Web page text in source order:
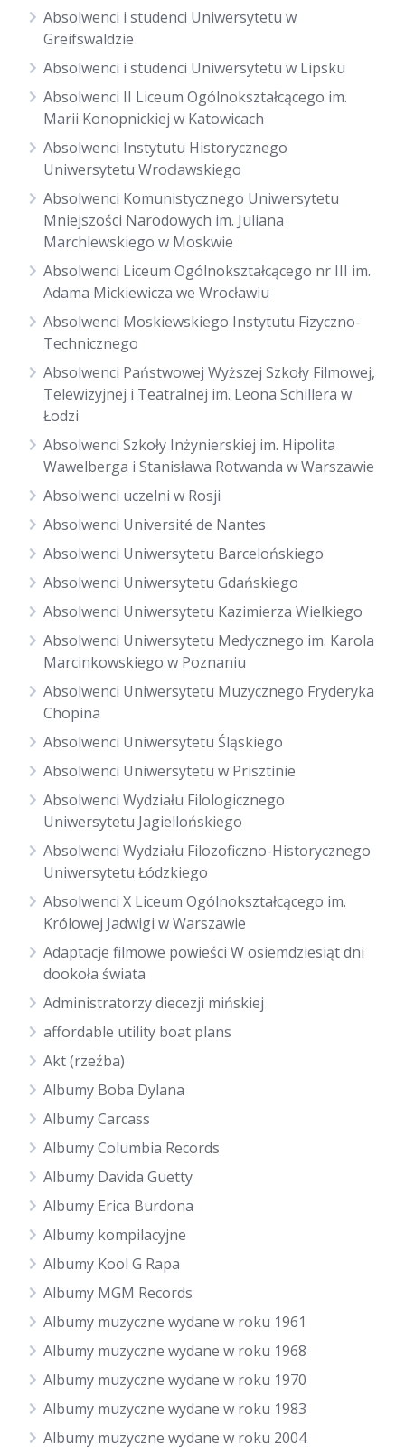
Absolwenci i studenci Uniwersytetu w
Greifswaldzie
Absolwenci i studenci Uniwersytetu w Lipsku
Absolwenci II Liceum Ogólnokształcącego im.
Marii Konopnickiej w Katowicach
Absolwenci Instytutu Historycznego
Uniwersytetu Wrocławskiego
Absolwenci Komunistycznego Uniwersytetu
Mniejszości Narodowych im. Juliana
Marchlewskiego w Moskwie
Absolwenci Liceum Ogólnokształcącego nr III im.
Adama Mickiewicza we Wrocławiu
Absolwenci Moskiewskiego Instytutu Fizyczno-
Technicznego
Absolwenci Państwowej Wyższej Szkoły Filmowej,
Telewizyjnej i Teatralnej im. Leona Schillera w
Łodzi
Absolwenci Szkoły Inżynierskiej im. Hipolita
Wawelberga i Stanisława Rotwanda w Warszawie
Absolwenci uczelni w Rosji
Absolwenci Université de Nantes
Absolwenci Uniwersytetu Barcelońskiego
Absolwenci Uniwersytetu Gdańskiego
Absolwenci Uniwersytetu Kazimierza Wielkiego
Absolwenci Uniwersytetu Medycznego im. Karola
Marcinkowskiego w Poznaniu
Absolwenci Uniwersytetu Muzycznego Fryderyka
Chopina
Absolwenci Uniwersytetu Śląskiego
Absolwenci Uniwersytetu w Prisztinie
Absolwenci Wydziału Filologicznego
Uniwersytetu Jagiellońskiego
Absolwenci Wydziału Filozoficzno-Historycznego
Uniwersytetu Łódzkiego
Absolwenci X Liceum Ogólnokształcącego im.
Królowej Jadwigi w Warszawie
Adaptacje filmowe powieści W osiemdziesiąt dni
dookoła świata
Administratorzy diecezji mińskiej
affordable utility boat plans
Akt (rzeźba)
Albumy Boba Dylana
Albumy Carcass
Albumy Columbia Records
Albumy Davida Guetty
Albumy Erica Burdona
Albumy kompilacyjne
Albumy Kool G Rapa
Albumy MGM Records
Albumy muzyczne wydane w roku 1961
Albumy muzyczne wydane w roku 1968
Albumy muzyczne wydane w roku 1970
Albumy muzyczne wydane w roku 1983
Albumy muzyczne wydane w roku 2004